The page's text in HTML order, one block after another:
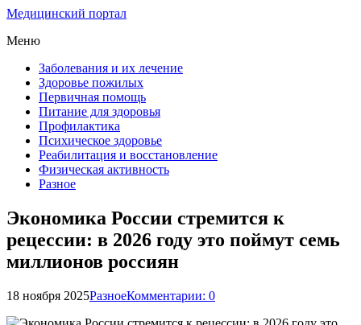
Медицинский портал
Меню
Заболевания и их лечение
Здоровье пожилых
Первичная помощь
Питание для здоровья
Профилактика
Психическое здоровье
Реабилитация и восстановление
Физическая активность
Разное
Экономика России стремится к
рецессии: в 2026 году это поймут семь
миллионов россиян
18 ноября 2025РазноеКомментарии: 0